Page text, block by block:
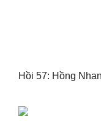
Hồi 57: Hồng